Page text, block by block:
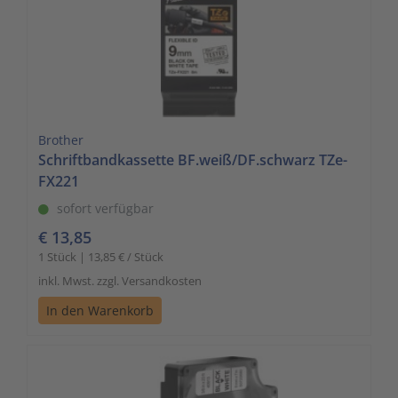
Brother
Schriftbandkassette BF.weiß/DF.schwarz TZe-
FX221
sofort verfügbar
€ 13,85
1 Stück | 13,85 € / Stück
inkl. Mwst. zzgl. Versandkosten
In den Warenkorb